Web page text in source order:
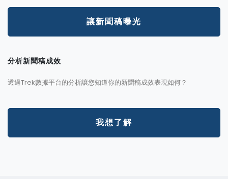
讓新聞稿曝光
分析新聞稿成效
透過Trek數據平台的分析讓您知道你的新聞稿成效表現如何？
我想了解